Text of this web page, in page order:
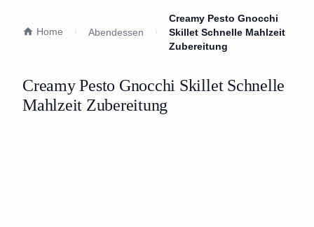
Home Abendessen
Creamy Pesto Gnocchi
Skillet Schnelle Mahlzeit
Zubereitung
Creamy Pesto Gnocchi Skillet Schnelle
Mahlzeit Zubereitung